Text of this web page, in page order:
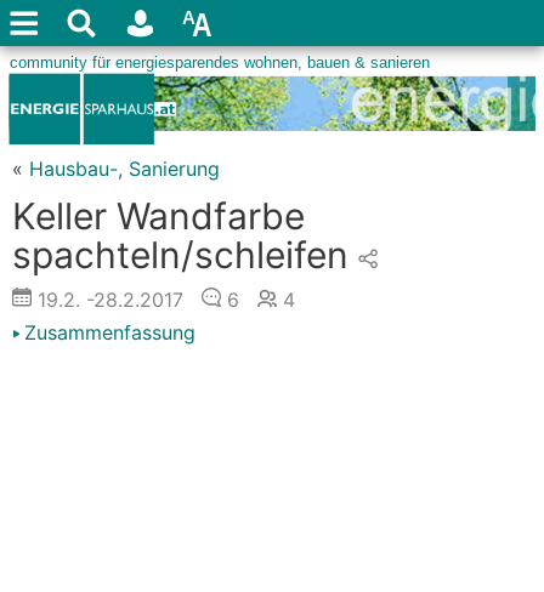
« Hausbau-, Sanierung
Keller Wandfarbe
spachteln/schleifen
19.2. -28.2.2017 6
4
Zusammenfassung